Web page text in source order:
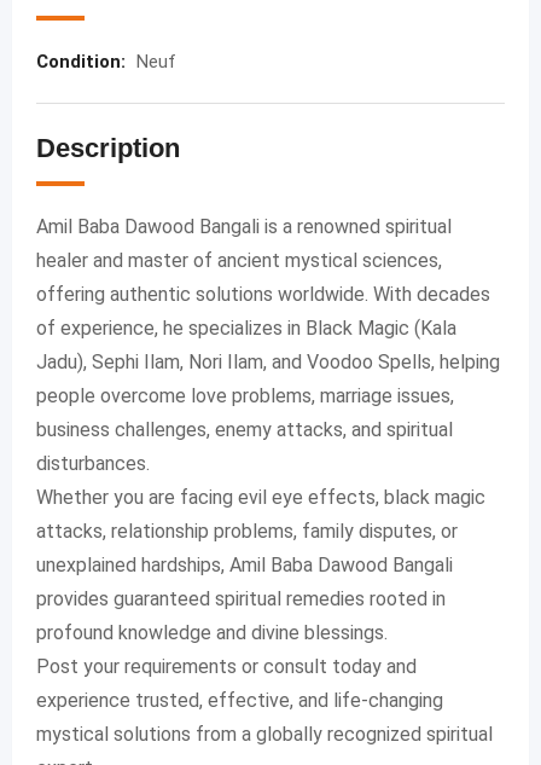
Condition: Neuf
Description
Amil Baba Dawood Bangali is a renowned spiritual
healer and master of ancient mystical sciences,
offering authentic solutions worldwide. With decades
of experience, he specializes in Black Magic (Kala
Jadu), Sephi Ilam, Nori Ilam, and Voodoo Spells, helping
people overcome love problems, marriage issues,
business challenges, enemy attacks, and spiritual
disturbances.
Whether you are facing evil eye effects, black magic
attacks, relationship problems, family disputes, or
unexplained hardships, Amil Baba Dawood Bangali
provides guaranteed spiritual remedies rooted in
profound knowledge and divine blessings.
Post your requirements or consult today and
experience trusted, effective, and life-changing
mystical solutions from a globally recognized spiritual